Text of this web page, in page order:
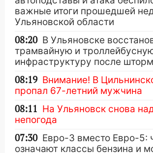
важные итоги прошедшей
Ульяновской области
08:20 В Ульяновске
трамвайную и
инфраструктуру после
08:19 Внимание! В
пропал 67-летний мужчина
08:11 На Ульяновск снова
непогода
07:30 Евро-3 вместо Евро-5:
означают классы бензина и